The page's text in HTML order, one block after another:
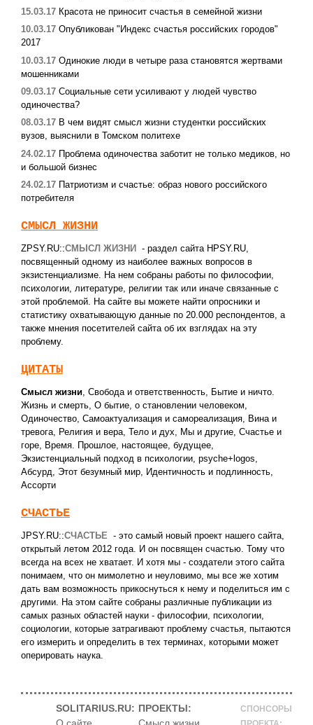
15.03.17 Красота не приносит счастья в семейной жизни
10.03.17 Опубликован "Индекс счастья российских городов"
2017
10.03.17 Одинокие люди в четыре раза становятся жертвами
мошенниками
09.03.17 Социальные сети усиливают у людей чувство
одиночества?
08.03.17 В чем видят смысл жизни студентки российских
вузов, выяснили в Томском политехе
24.02.17 Проблема одиночества заботит не только медиков, но
и большой бизнес
24.02.17 Патриотизм и счастье: образ нового российского
потребителя
СМЫСЛ ЖИЗНИ
ZPSY.RU::СМЫСЛ ЖИЗНИ
- раздел сайта HPSY.RU,
посвященный одному из наиболее важных вопросов в
экзистенциализме. На нем собраны работы по философии,
психологии, литературе, религии так или иначе связанные с
этой проблемой. На сайте вы можете найти опросники и
статистику охватывающую данные по 20.000 респондентов, а
также мнения посетителей сайта об их взглядах на эту
проблему.
ЦИТАТЫ
Смысл жизни, Свобода и ответственность, Бытие и ничто.
Жизнь и смерть, О бытие, о становлении человеком,
Одиночество, Самоактуализация и самореализация, Вина и
тревога, Религия и вера, Тело и дух, Мы и другие, Счастье и
горе, Время. Прошлое, настоящее, будущее,
Экзистенциальный подход в психологии, psyche+logos,
Абсурд, Этот безумный мир, Идентичность и подлинность,
Ассорти
СЧАСТЬЕ
JPSY.RU::СЧАСТЬЕ - это самый новый проект нашего сайта,
открытый летом 2012 года. И он посвящен счастью. Тому что
всегда на всех не хватает. И хотя мы - создатели этого сайта
понимаем, что он мимолетно и неуловимо, мы все же хотим
дать вам возможность прикоснуться к нему и поделиться им с
другими. На этом сайте собраны различные публикации из
самых разных областей науки - философии, психологии,
социологии, которые затрагивают проблему счастья, пытаются
его измерить и определить в тех терминах, которыми может
оперировать наука.
SOLITARIUS.RU:
О сайте
ПРОЕКТЫ:
Смысл жизни
СПОНСОРЫ